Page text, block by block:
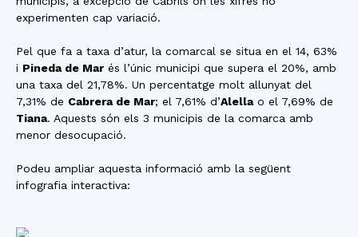
experimenten cap variació.
Pel que fa a taxa d’atur, la comarcal se situa en el 14, 63%
i Pineda de Mar és l’únic municipi que supera el 20%, amb
una taxa del 21,78%. Un percentatge molt allunyat del
7,31% de Cabrera de Mar; el 7,61% d’Alellao el 7,69% de
Tiana. Aquests són els 3 municipis de la comarca amb
menor desocupació.
Podeu ampliar aquesta informació amb la següent
infografia interactiva: